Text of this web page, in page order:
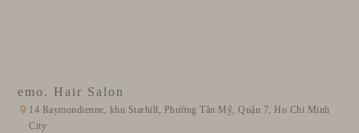
emo. Hair Salon
14 Raymondienne, khu Starhill, Phường Tân Mỹ, Quận 7, Ho Chi Minh
City